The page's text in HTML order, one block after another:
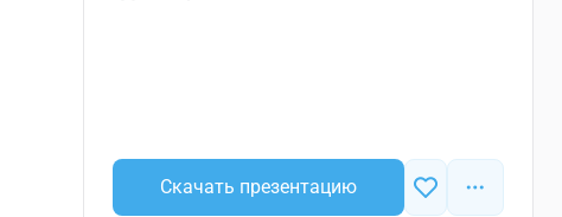
Скачать презентацию